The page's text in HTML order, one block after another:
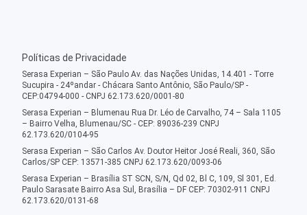
Políticas de Privacidade
Serasa Experian – São Paulo Av. das Nações Unidas, 14.401 - Torre
Sucupira - 24ºandar - Chácara Santo Antônio, São Paulo/SP -
CEP:04794-000 - CNPJ 62.173.620/0001-80
Serasa Experian – Blumenau Rua Dr. Léo de Carvalho, 74 – Sala 1105
– Bairro Velha, Blumenau/SC - CEP: 89036-239 CNPJ
62.173.620/0104-95
Serasa Experian – São Carlos Av. Doutor Heitor José Reali, 360, São
Carlos/SP CEP: 13571-385 CNPJ 62.173.620/0093-06
Serasa Experian – Brasília ST SCN, S/N, Qd 02, Bl C, 109, Sl 301, Ed.
Paulo Sarasate Bairro Asa Sul, Brasília – DF CEP: 70302-911 CNPJ
62.173.620/0131-68